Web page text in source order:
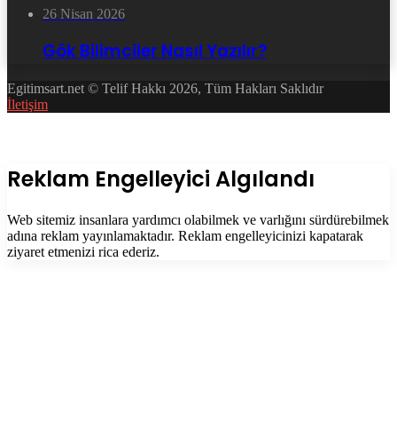
26 Nisan 2026
Gök Bilimciler Nasıl Yazılır?
Egitimsart.net © Telif Hakkı 2026, Tüm Hakları Saklıdır
İletişim
Kapalı
Reklam Engelleyici Algılandı
Web sitemiz insanlara yardımcı olabilmek ve varlığını sürdürebilmek
adına reklam yayınlamaktadır. Reklam engelleyicinizi kapatarak
ziyaret etmenizi rica ederiz.